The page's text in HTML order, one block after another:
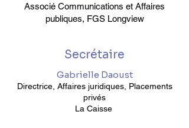
Associé Communications et Affaires
publiques, FGS Longview
Secrétaire
Gabrielle Daoust
Directrice, Affaires juridiques, Placements
privés
La Caisse